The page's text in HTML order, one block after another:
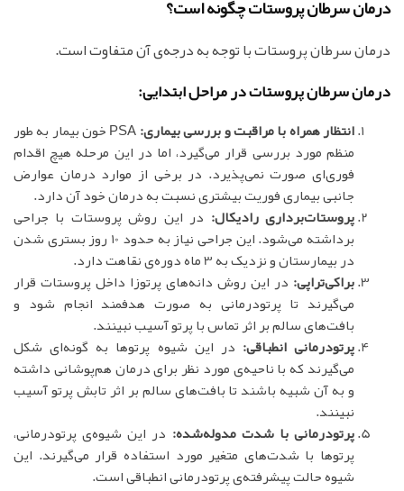
درمان سرطان پروستات چگونه است؟
درمان سرطان پروستات با توجه به درجه‌ی آن متفاوت است.
درمان سرطان پروستات در مراحل ابتدایی:
انتظار همراه با مراقبت و بررسی بیماری:
PSA خون بیمار به طور
منظم مورد بررسی قرار می‌گیرد، اما در این مرحله هیچ اقدام
فوری‌ای صورت نمی‌پذیرد. در برخی از موارد درمان عوارض
جانبی بیماری فوریت بیشتری نسبت به درمان خود آن دارد.
پروستات‌برداری رادیکال: در این روش پروستات با جراحی
برداشته می‌شود. این جراحی نیاز به حدود 10 روز بستری شدن
در بیمارستان و نزدیک به 3 ماه دوره‌ی نقاهت دارد.
براکی‌تراپی: در این روش دانه‌های پرتوزا داخل پروستات قرار
می‌گیرند تا پرتودرمانی به صورت هدفمند انجام شود و
بافت‌های سالم بر اثر تماس با پرتو آسیب نبینند.
پرتودرمانی انطباقی: در این شیوه پرتوها به گونه‌ای شکل
می‌گیرند که با ناحیه‌ی مورد نظر برای درمان هم‌پوشانی داشته
و به آن شبیه باشند تا بافت‌های سالم بر اثر تابش پرتو آسیب
نبینند.
پرتودرمانی با شدت مدوله‌شده: در این شیوه‌ی پرتودرمانی،
پرتوها با شدت‌های متغیر مورد استفاده قرار می‌گیرند. این
شیوه حالت پیشرفته‌ی پرتودرمانی انطباقی است.